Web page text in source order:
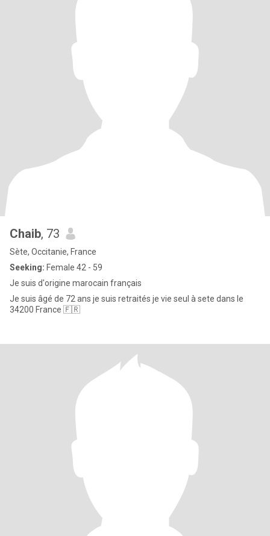
Chaib, 73
Sète, Occitanie, France
Seeking: Female 42 - 59
Je suis d'origine marocain français
Je suis âgé de 72 ans je suis retraités je vie seul à sete dans le
34200 France 🇫🇷